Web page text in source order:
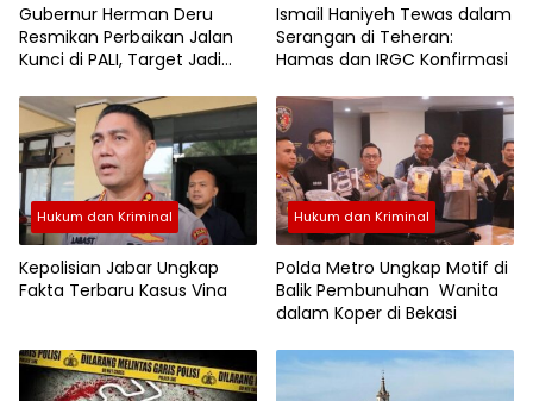
Gubernur Herman Deru
Resmikan Perbaikan Jalan
Kunci di PALI, Target Jadi
Ismail Haniyeh Tewas dalam
Serangan di Teheran:
Hamas dan IRGC Konfirmasi
Hukum dan Kriminal
Kepolisian Jabar Ungkap
Fakta Terbaru Kasus Vina
Hukum dan Kriminal
Polda Metro Ungkap Motif di
Balik Pembunuhan Wanita
dalam Koper di Bekasi